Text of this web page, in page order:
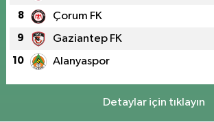
8 Çorum FK
9 Gaziantep FK
10 Alanyaspor
Detaylar için tıklayın